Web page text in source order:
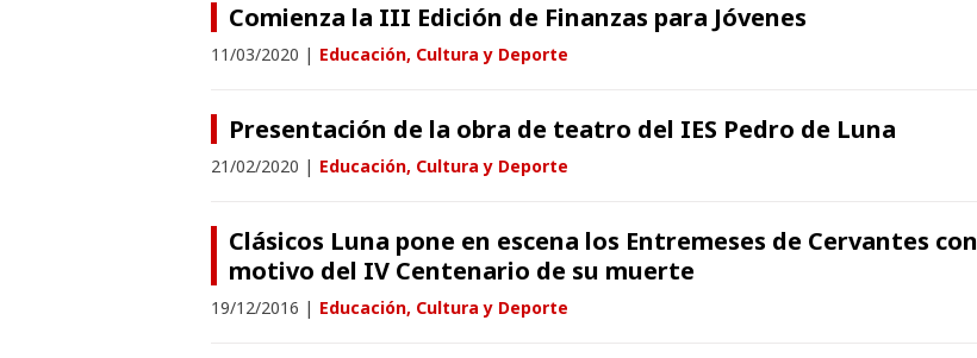
Comienza la III Edición de Finanzas para Jóvenes
11/03/2020 | Educación, Cultura y Deporte
Presentación de la obra de teatro del IES Pedro de Luna
21/02/2020 | Educación, Cultura y Deporte
Clásicos Luna pone en escena los Entremeses de Cervantes con
motivo del IV Centenario de su muerte
19/12/2016 | Educación, Cultura y Deporte